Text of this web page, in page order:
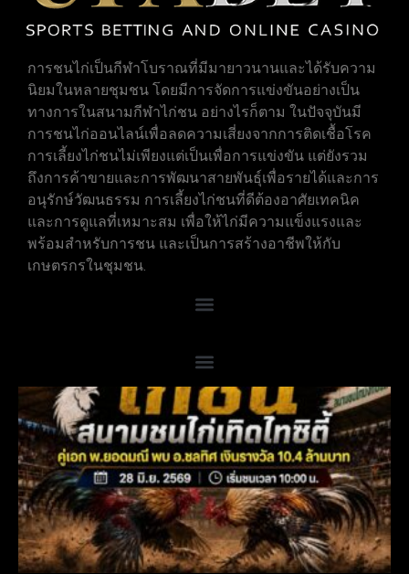
การชนไก่เป็นกีฬาโบราณที่มีมายาวนานและได้รับความ
นิยมในหลายชุมชน โดยมีการจัดการแข่งขันอย่างเป็น
ทางการในสนามกีฬาไก่ชน อย่างไรก็ตาม ในปัจจุบันมี
การชนไก่ออนไลน์เพื่อลดความเสี่ยงจากการติดเชื้อโรค
การเลี้ยงไก่ชนไม่เพียงแต่เป็นเพื่อการแข่งขัน แต่ยังรวม
ถึงการค้าขายและการพัฒนาสายพันธุ์เพื่อรายได้และการ
อนุรักษ์วัฒนธรรม การเลี้ยงไก่ชนที่ดีต้องอาศัยเทคนิค
และการดูแลที่เหมาะสม เพื่อให้ไก่มีความแข็งแรงและ
พร้อมสำหรับการชน และเป็นการสร้างอาชีพให้กับ
เกษตรกรในชุมชน.